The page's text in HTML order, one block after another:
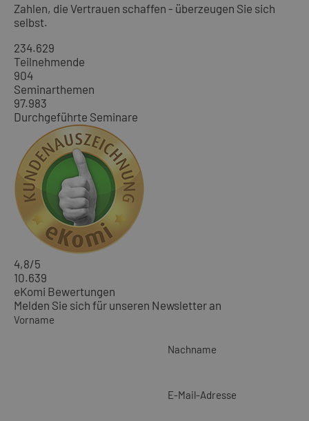
Zahlen, die Vertrauen schaffen - überzeugen Sie sich
selbst.
234.629
Teilnehmende
904
Seminarthemen
97.983
Durchgeführte Seminare
4,8/5
10.639
eKomi Bewertungen
Melden Sie sich für unseren Newsletter an
Vorname
Nachname
E-Mail-Adresse